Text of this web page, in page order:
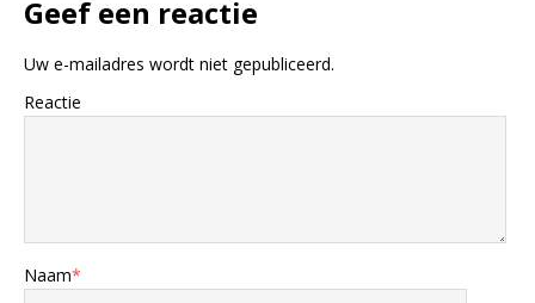
Geef een reactie
Uw e-mailadres wordt niet gepubliceerd.
Reactie
Naam*